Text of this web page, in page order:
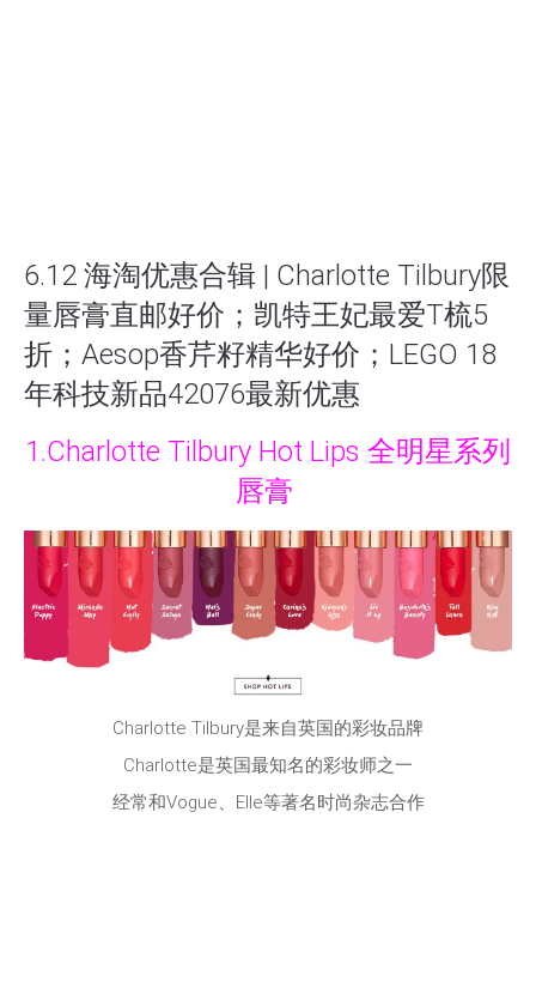
6.12 海淘优惠合辑 | Charlotte Tilbury限
量唇膏直邮好价；凯特王妃最爱T梳5
折；Aesop香芹籽精华好价；LEGO 18
年科技新品42076最新优惠
1.Charlotte Tilbury Hot Lips 全明星系列
唇膏
Charlotte Tilbury是来自英国的彩妆品牌
Charlotte是英国最知名的彩妆师之一
经常和Vogue、Elle等著名时尚杂志合作